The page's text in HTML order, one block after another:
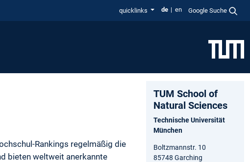
quicklinks de en Google Suche
Rankings regelmäßig die
bieten weltweit anerkannte
TUM School of
Natural Sciences
Technische Universität
München
Boltzmannstr. 10
85748 Garching